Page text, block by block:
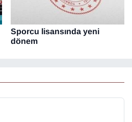
Sporcu lisansında yeni
dönem